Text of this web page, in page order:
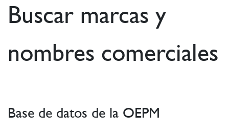
Buscar marcas y
nombres comerciales
Base de datos de la OEPM